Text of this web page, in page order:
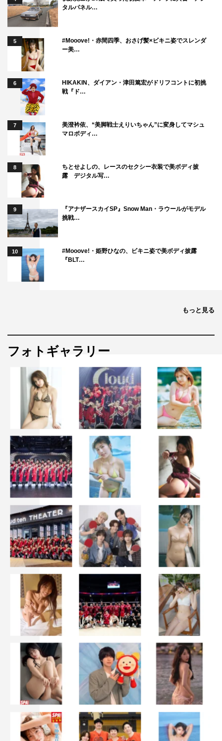
タルパネル…
5
#Mooove!・赤間四季、おさげ髪×ビキニ姿でスレンダ
ー美…
6
HIKAKIN、ダイアン・津田篤宏がドリフコントに初挑
戦『ド…
7
美澄衿依、“美脚戦士えりいちゃん”に変身してマシュ
マロボディ…
8
ちとせよしの、レースのセクシー衣装で美ボディ披
露 デジタル写…
9
『アナザースカイSP』Snow Man・ラウールがモデル
挑戦…
10
#Mooove!・姫野ひなの、ビキニ姿で美ボディ披露
『BLT…
もっと見る
フォトギャラリー